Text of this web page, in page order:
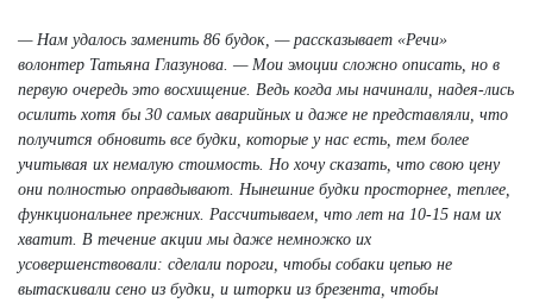
— Нам удалось заменить 86 будок, — рассказывает «Речи»
волонтер Татьяна Глазунова. — Мои эмоции сложно описать, но в
первую очередь это восхищение. Ведь когда мы начинали, надея-лись
осилить хотя бы 30 самых аварийных и даже не представляли, что
получится обновить все будки, которые у нас есть, тем более
учитывая их немалую стоимость. Но хочу сказать, что свою цену
они полностью оправдывают. Нынешние будки просторнее, теплее,
функциональнее прежних. Рассчитываем, что лет на 10-15 нам их
хватит. В течение акции мы даже немножко их
усовершенствовали: сделали пороги, чтобы собаки цепью не
вытаскивали сено из будки, и шторки из брезента, чтобы